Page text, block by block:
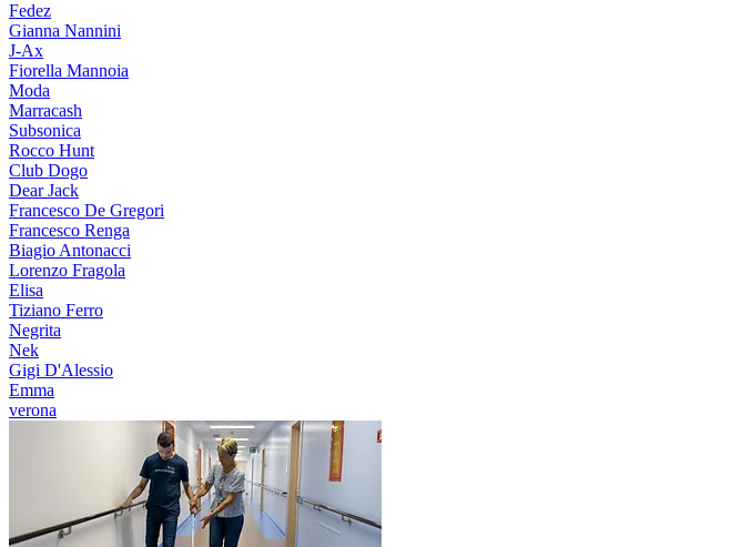
Fedez
Gianna Nannini
J-Ax
Fiorella Mannoia
Moda
Marracash
Subsonica
Rocco Hunt
Club Dogo
Dear Jack
Francesco De Gregori
Francesco Renga
Biagio Antonacci
Lorenzo Fragola
Elisa
Tiziano Ferro
Negrita
Nek
Gigi D'Alessio
Emma
verona